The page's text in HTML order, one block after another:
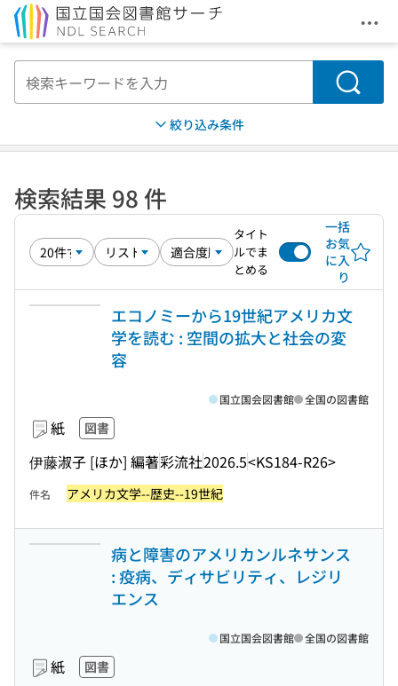
メ
検索
絞り込み条件
検索結果 98 件
タイト
ルでま
とめる
一括
お気
に入
り
エコノミーから19世紀アメリカ文
学を読む : 空間の拡大と社会の変
容
紙 図書
伊藤淑子 [ほか] 編著彩流社2026.5<KS184-R26>
国立国会図書館 全国の図書館
件名 アメリカ文学--歴史--19世紀
病と障害のアメリカンルネサンス
: 疫病、ディサビリティ、レジリ
エンス
紙 図書
国立国会図書館 全国の図書館